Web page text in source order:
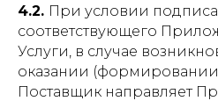
4.2. При условии
соответствующего
Услуги, в случае
оказании
Поставщик направляет